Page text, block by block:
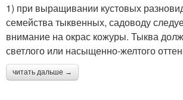
1) при выращивании кустовых
семейства тыквенных, садоводу
внимание на окрас кожуры. Тыква
светлого или насыщенно-желтого
читать дальше →